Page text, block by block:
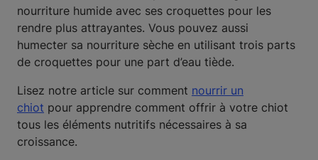
nourriture humide avec ses croquettes pour les
rendre plus attrayantes. Vous pouvez aussi
humecter sa nourriture sèche en utilisant trois parts
de croquettes pour une part d’eau tiède.
Lisez notre article sur comment nourrir un
chiot pour apprendre comment offrir à votre chiot
tous les éléments nutritifs nécessaires à sa
croissance.